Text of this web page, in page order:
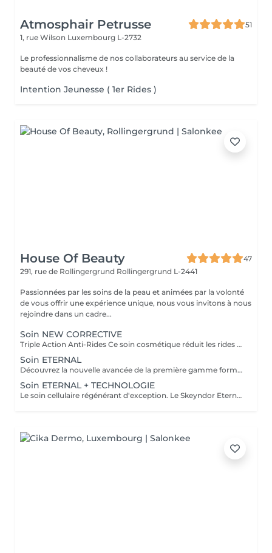
Atmosphair Petrusse
51
1, rue Wilson Luxembourg L-2732
Le professionnalisme de nos collaborateurs au service de la
beauté de vos cheveux !
Intention Jeunesse ( 1er Rides )
House Of Beauty
47
291, rue de Rollingergrund Rollingergrund L-2441
Passionnées par les soins de la peau et animées par la volonté
de vous offrir une expérience unique, nous vous invitons à nous
rejoindre dans un cadre...
Soin NEW CORRECTIVE
Triple Action Anti-Rides Ce soin cosmétique réduit les rides profondes et les rides d'expression rapidement et efficacement. L'innovante combinaison de trois mécanismes d'action dans un même soin ( Nouveau pouvoir Peeling, Effet combleur plus puissant et effet décontractant plus puissant ) produisent un effet lissant sur les rides les plus profondes. Les rides disparaissent naturellement et progressivement dès la première séance
Soin ETERNAL
Découvrez la nouvelle avancée de la première gamme formulée à partir de cellules souches végétales. Le soin ETERNAL stimule la régénération de toutes les couches de la peau et inverse le processus de vieillissement cellulaire. Sa combinaison de cellules souches végétales stimulent les cellules souches dermo-épidermiques et hypodermiques de la peau, essentielles au maintient de la densité et de l'épaisseur d'une peau jeune. Une peau rajeunie et redensifiée
Soin ETERNAL + TECHNOLOGIE
Le soin cellulaire régénérant d'exception. Le Skeyndor Eternal stimule la vitalité et la longévité des cellules grâce à la puissance des cellules souches végétales et d'actifs hautement nourrissants. Associé à une technologie avancée au choix, ce soin agit en profondeur pour régénérer, raffermir et redonner éclat à la peau. Peau plus ferme, dense et nourrie en profondeur. Rides et ridules visiblement atténuées, teint éclatant, lumineux et revitalisant. Effet jeunesse visible dès la 1 séance Idéal pour: Peaux matures, sèches ou en perte de densité Teints ternes ou fatigués En cure pour un résultat jeunesse durable